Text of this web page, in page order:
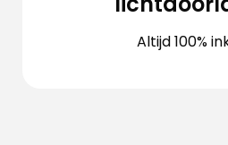
Altijd 100%